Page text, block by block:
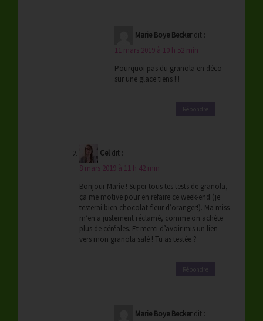
Marie Boye Becker dit :
11 mars 2019 à 10 h 52 min
Pourquoi pas du granola en déco
sur une glace tiens !!!
Cel dit :
8 mars 2019 à 11 h 42 min
Bonjour Marie ! Super tous tes tests de granola,
ça me motive pour en refaire ce week-end (je
testerai bien chocolat-fleur d’oranger!). Ma miss
m’en a justement réclamé, comme on achète
plus de céréales. Et merci d’avoir mis un lien
vers mon granola salé ! Tu as testée ?
Marie Boye Becker dit :